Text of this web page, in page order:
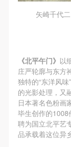
矢崎千代
《北平午门》 以
庄严轮廓与东方
独特的“东洋风
的光影处理，又
日本著名色粉画
毕生创作的1008
聘为国立北平艺
品承载着这位异
（2）、本协议
份，甲乙双方
活动参与者意
同意者意味着
活动前，必须
意，同时知晓
后，视作其家
（2）、本协议
份，甲乙双方
活动参与者意
同意者意味着
活动前，必须
意，同时知晓
后，视作其家
（2）、本协议
份，甲乙双方
活动参与者意
同意者意味着
活动前，必须
意，同时知晓
后，视作其家